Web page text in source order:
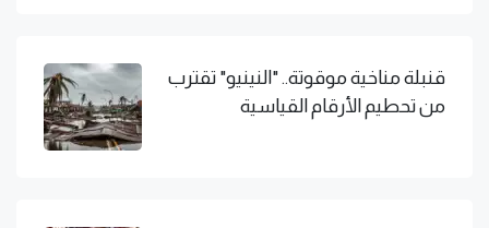
قنبلة مناخية موقوتة.. "النينيو" تقترب
من تحطيم الأرقام القياسية